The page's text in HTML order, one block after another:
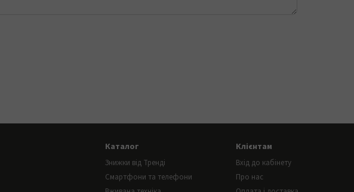
Каталог
Знижки від Тренді
Смартфони та телефони
Клієнтам
Вхід до кабінету
Про нас